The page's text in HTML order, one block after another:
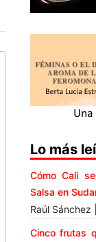
Lo más
Cómo Cali
Salsa en
Raúl
Cinco frutas